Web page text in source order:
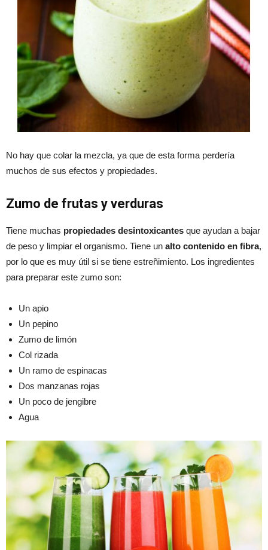
No hay que colar la mezcla, ya que de esta forma perdería
muchos de sus efectos y propiedades.
Zumo de frutas y verduras
Tiene muchas propiedades desintoxicantes que ayudan a bajar
de peso y limpiar el organismo. Tiene un alto contenido en fibra,
por lo que es muy útil si se tiene estreñimiento. Los ingredientes
para preparar este zumo son:
Un apio
Un pepino
Zumo de limón
Col rizada
Un ramo de espinacas
Dos manzanas rojas
Un poco de jengibre
Agua